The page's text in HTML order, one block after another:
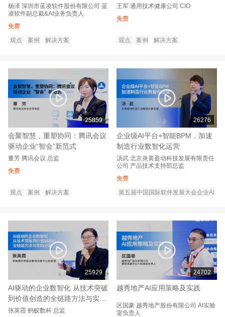
实现智能跃迁
杨泽 深圳市蓝凌软件股份有限公司 蓝
凌软件副总裁&AI业务负责人
免费
观点
案例 解决方案
王军 通用技术健康公司 CIO
免费
观点 案例 解决方案
25859
会聚智慧，重塑协同：腾讯会议
驱动企业“智会”新范式
董芳 腾讯会议 总监
免费
观点 案例 解决方案
26276
企业级AI平台+智能BPM，加速
制造行业数智化运营
汤武 北京炎黄盈动科技发展有限责任
公司 产品技术支持部总监
免费
第五届中国国际软件发展大会企业AI
25929
AI驱动的企业数智化 从技术突破
到价值创造的全链路方法与实践
分享
张英霞 蚂蚁数科 总监
24702
越秀地产AI应用策略及实践
区国豪 越秀地产股份有限公司 AI实验
室负责人